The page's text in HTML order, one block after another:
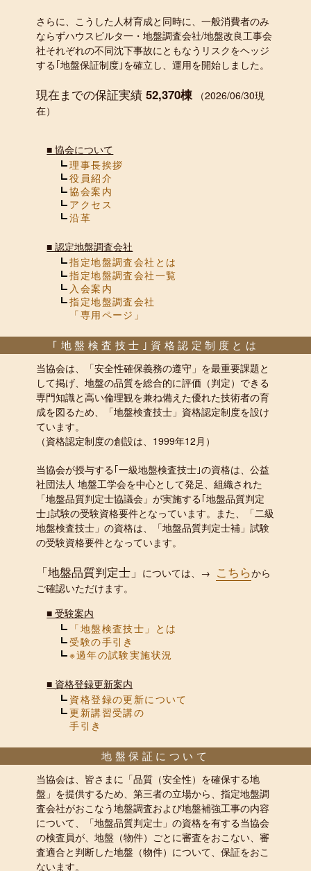
さらに、こうした人材育成と同時に、一般消費者のみ
ならずハウスビルタ一・地盤調査会社/地盤改良工事会
社それぞれの不同沈下事故にともなうリスクをヘッジ
する｢地盤保証制度｣を確立し、運用を開始しました。
現在までの保証実績52,370棟
（2026/06/30現
在）
■協会について
理事長挨拶
役員紹介
協会案内
アクセス
沿革
■認定地盤調査会社
指定地盤調査会社とは
指定地盤調査会社一覧
入会案内
指定地盤調査会社
「専用ページ」
｢地盤検査技士｣資格認定制度とは
当協会は、「安全性確保義務の遵守」を最重要課題と
して掲げ、地盤の品質を総合的に評価（判定）できる
専門知識と高い倫理観を兼ね備えた優れた技術者の育
成を図るため、「地盤検査技士」資格認定制度を設け
ています。
（資格認定制度の創設は、1999年12月）
当協会が授与する｢一級地盤検査技士｣の資格は、公益
社団法人 地盤工学会を中心として発足、組織された
「地盤品質判定士協議会」が実施する｢地盤品質判定
士｣試験の受験資格要件となっています。また、「二級
地盤検査技士」の資格は、「地盤品質判定士補」試験
の受験資格要件となっています。
「地盤品質判定士」 については、→ こちらから
ご確認いただけます。
■受験案内
「地盤検査技士」とは
受験の手引き
※過年の試験実施状況
■ 資格登録更新案内
資格登録の更新について
更新講習受講の
手引き
地盤保証について
当協会は、皆さまに「品質（安全性）を確保する地
盤」を提供するため、第三者の立場から、指定地盤調
査会社がおこなう地盤調査および地盤補強工事の内容
について、「地盤品質判定士」の資格を有する当協会
の検査員が、地盤（物件）ごとに審査をおこない、審
査適合と判断した地盤（物件）について、保証をおこ
ないます。